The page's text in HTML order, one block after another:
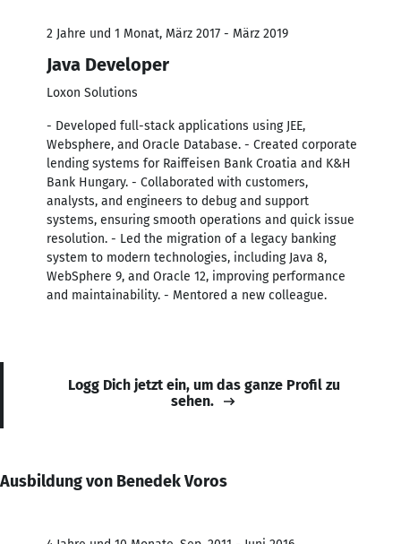
2 Jahre und 1 Monat, März 2017 - März 2019
Java Developer
Loxon Solutions
- Developed full-stack applications using JEE,
Websphere, and Oracle Database. - Created corporate
lending systems for Raiffeisen Bank Croatia and K&H
Bank Hungary. - Collaborated with customers,
analysts, and engineers to debug and support
systems, ensuring smooth operations and quick issue
resolution. - Led the migration of a legacy banking
system to modern technologies, including Java 8,
WebSphere 9, and Oracle 12, improving performance
and maintainability. - Mentored a new colleague.
Logg Dich jetzt ein, um das ganze Profil zu
sehen.
Ausbildung von Benedek Voros